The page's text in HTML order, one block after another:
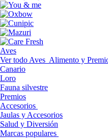
Aves
Ver todo Aves Alimento y
Canario
Loro
Fauna silvestre
Premios
Accesorios
Jaulas y Accesorios
Salud y Diversión
Marcas populares